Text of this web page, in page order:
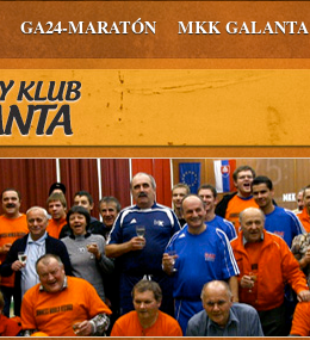
GA24-MARATÓN MKK GALANTA